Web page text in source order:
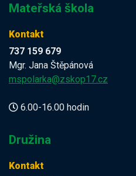
Mateřská škola
Kontakt
737 159 679
Mgr. Jana Štěpánová
mspolarka@zskop17.cz
6.00-16.00 hodin
Družina
Kontakt